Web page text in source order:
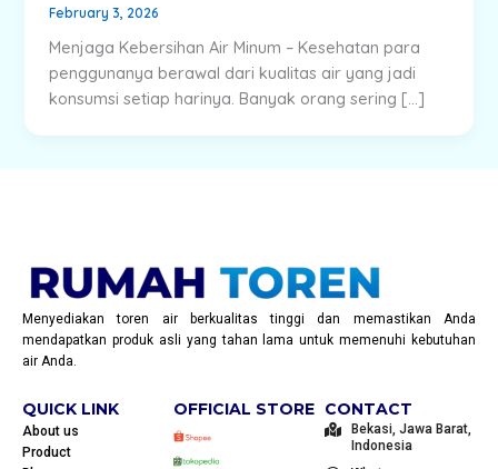
February 3, 2026
Menjaga Kebersihan Air Minum – Kesehatan para
penggunanya berawal dari kualitas air yang jadi
konsumsi setiap harinya. Banyak orang sering […]
Menyediakan toren air berkualitas tinggi dan memastikan Anda
mendapatkan produk asli yang tahan lama untuk memenuhi kebutuhan
air Anda.
QUICK LINK
About us
Product
OFFICIAL STORE CONTACT
Bekasi, Jawa Barat,
Indonesia